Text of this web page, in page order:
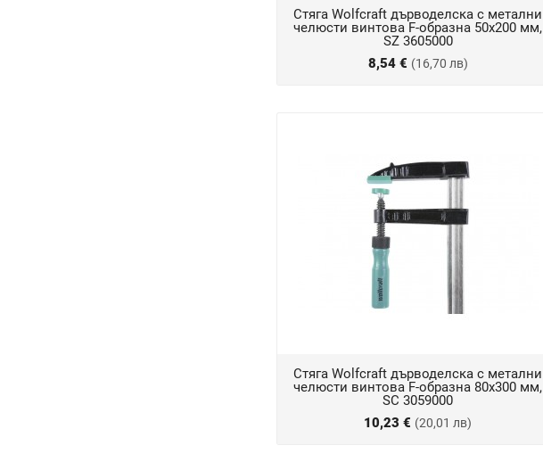
Стяга Wolfcraft дърводелска с метални
челюсти винтова F-образна 50х200 мм,
SZ 3605000
8,54 € (16,70 лв)
Стяга Wolfcraft дърводелска с метални
челюсти винтова F-образна 80х300 мм,
SC 3059000
10,23 € (20,01 лв)